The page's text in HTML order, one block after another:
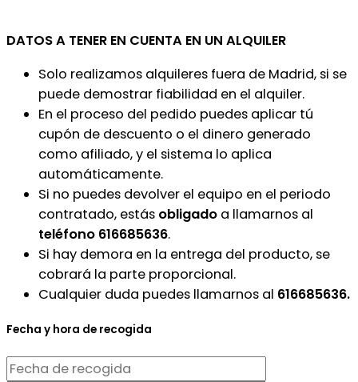
DATOS A TENER EN CUENTA EN UN ALQUILER
Solo realizamos alquileres fuera de Madrid, si se
puede demostrar fiabilidad en el alquiler.
En el proceso del pedido puedes aplicar tú
cupón de descuento o el dinero generado
como afiliado, y el sistema lo aplica
automáticamente.
Si no puedes devolver el equipo en el periodo
contratado, estás obligado a llamarnos al
teléfono 616685636.
Si hay demora en la entrega del producto, se
cobrará la parte proporcional.
Cualquier duda puedes llamarnos al 616685636.
Fecha y hora de recogida